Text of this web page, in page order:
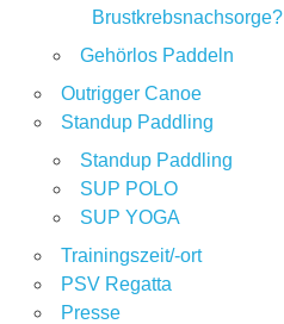
Brustkrebsnachsorge?
Gehörlos Paddeln
Outrigger Canoe
Standup Paddling
Standup Paddling
SUP POLO
SUP YOGA
Trainingszeit/-ort
PSV Regatta
Presse